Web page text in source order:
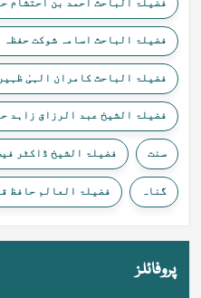
فضیلۃ الباحث اسامہ شوکت حفظہ
فضیلۃ الباحث کامران الہیٰ
فضیلۃ الشیخ عبد الرزاق زاہد
سنت فضیلۃ الشیخ ڈاکٹر
گناہ فضیلۃ العالم حافظ
پروفائلز